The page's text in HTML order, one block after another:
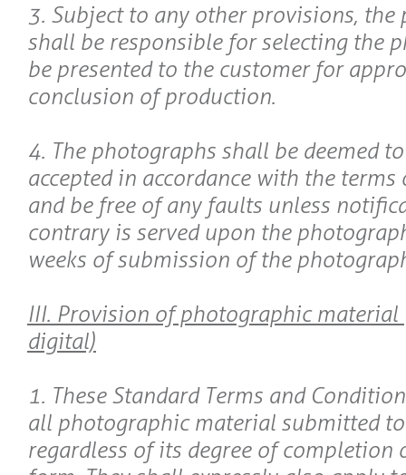
3. Subject to any other provisions, the
shall be responsible for selecting the
be presented to the customer for
conclusion of production.
4. The photographs shall be deemed
accepted in accordance with the
and be free of any faults unless
contrary is served upon the
weeks of submission of the
III. Provision of photographic material
digital)
1. These Standard Terms and
all photographic material submitted
regardless of its degree of completion